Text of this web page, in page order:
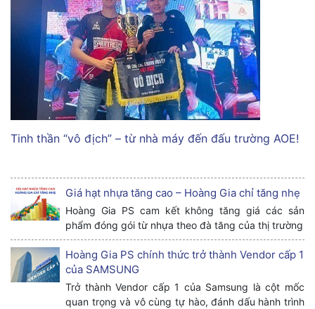
Tinh thần “vô địch” – từ nhà máy đến đấu trường AOE!
Giá hạt nhựa tăng cao – Hoàng Gia chỉ tăng nhẹ
Hoàng Gia PS cam kết không tăng giá các sản
phẩm đóng gói từ nhựa theo đà tăng của thị trường
Hoàng Gia PS chính thức trở thành Vendor cấp 1
của SAMSUNG
Trở thành Vendor cấp 1 của Samsung là cột mốc
quan trọng và vô cùng tự hào, đánh dấu hành trình